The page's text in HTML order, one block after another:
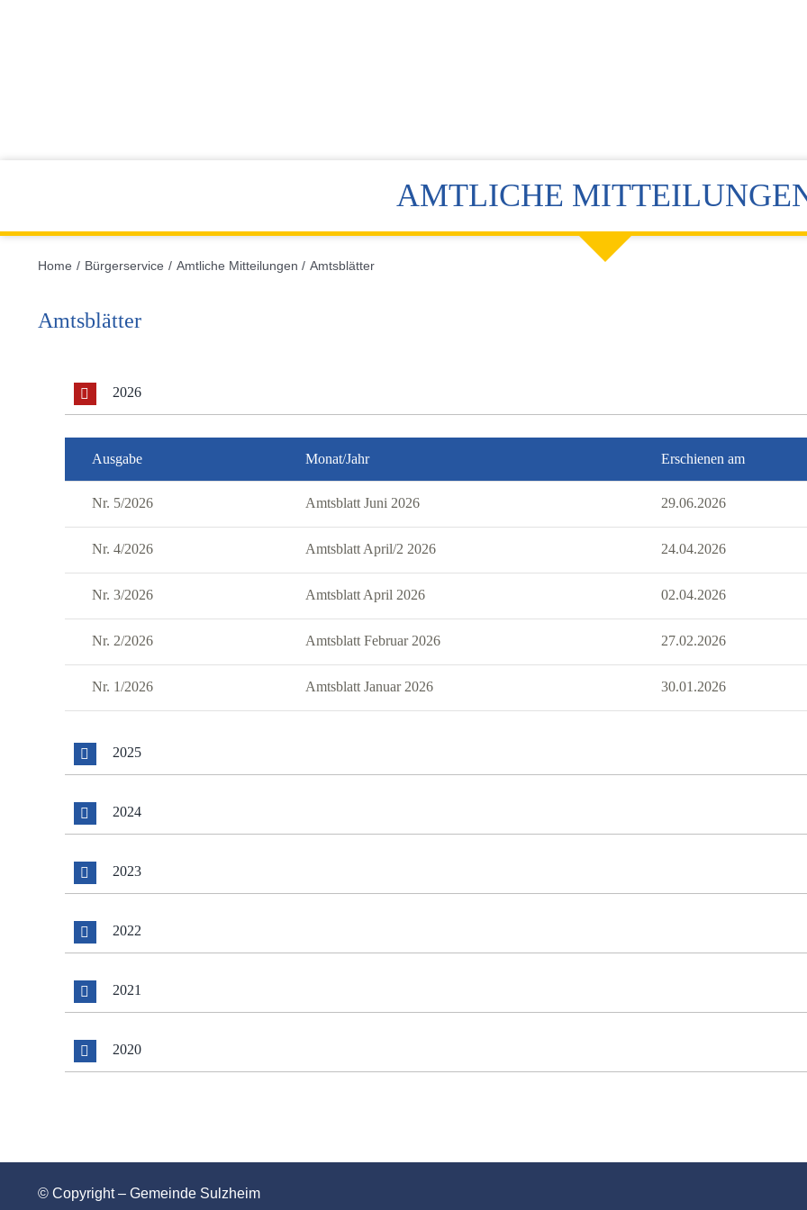
AMTLICHE
Home Bürgerservice Amtliche Mitteilungen Amtsblätter
Amtsblätter
2026
Ausgabe Monat/Jahr Erschienen am
Nr. 5/2026 Amtsblatt Juni 2026 29.06.2026
Nr. 4/2026 Amtsblatt April/2 2026 24.04.2026
Nr. 3/2026 Amtsblatt April 2026 02.04.2026
Nr. 2/2026 Amtsblatt Februar 2026 27.02.2026
Nr. 1/2026 Amtsblatt Januar 2026 30.01.2026
2025
2024
2023
2022
2021
2020
© Copyright – Gemeinde Sulzheim